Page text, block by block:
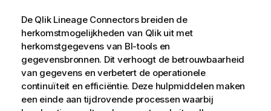
De Qlik Lineage Connectorsbreiden de
herkomstmogelijkheden van Qlik uit met
herkomstgegevens van BI-tools en
gegevensbronnen. Dit verhoogt de betrouwbaarheid
van gegevens en verbetert de operationele
continuïteit en efficiëntie. Deze hulpmiddelen maken
een einde aan tijdrovende processen waarbij